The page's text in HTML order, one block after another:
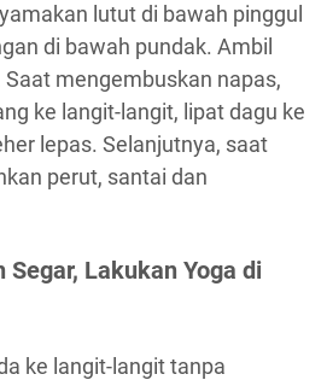
lutut di bawah pinggul
di bawah pundak. Ambil
mengembuskan napas,
ke langit-langit, lipat dagu ke
lepas. Selanjutnya, saat
perut, santai dan
Segar, Lakukan Yoga di
ke langit-langit tanpa